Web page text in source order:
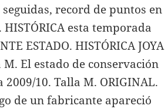
record de puntos en
HISTÓRICA esta temporada
ESTADO. HISTÓRICA JOYA
M. El estado de conservación
2009/10. Talla M. ORIGINAL.
de un fabricante apareció